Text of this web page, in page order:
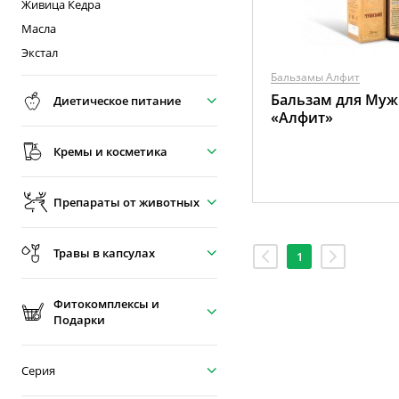
Живица Кедра
Масла
Экстал
Диетическое питание
Кремы и косметика
Препараты от животных
Травы в капсулах
Фитокомплексы и
Подарки
Серия
Бальзамы Алфит
Бальзам для
«Алфит»
1